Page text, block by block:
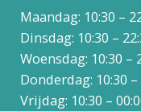
Maandag: 10:30 –
Dinsdag: 10:30 –
Woensdag: 10:30 –
Donderdag: 10:30 –
Vrijdag: 10:30 –